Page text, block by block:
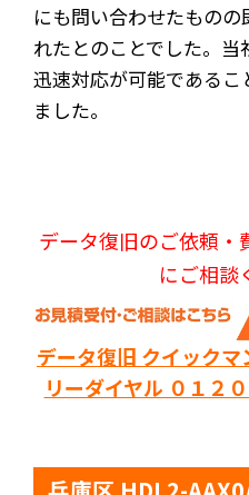
にも問い合わせたもの
れたとのことでした。
迅速対応が可能である
ました。
データ復旧のご依頼・
にご相談
データ復旧 クイック
リーダイヤル ０１２